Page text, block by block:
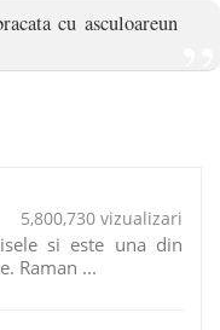
cu asculoareun
5,800,730 vizualizari
si este una din
Raman ...